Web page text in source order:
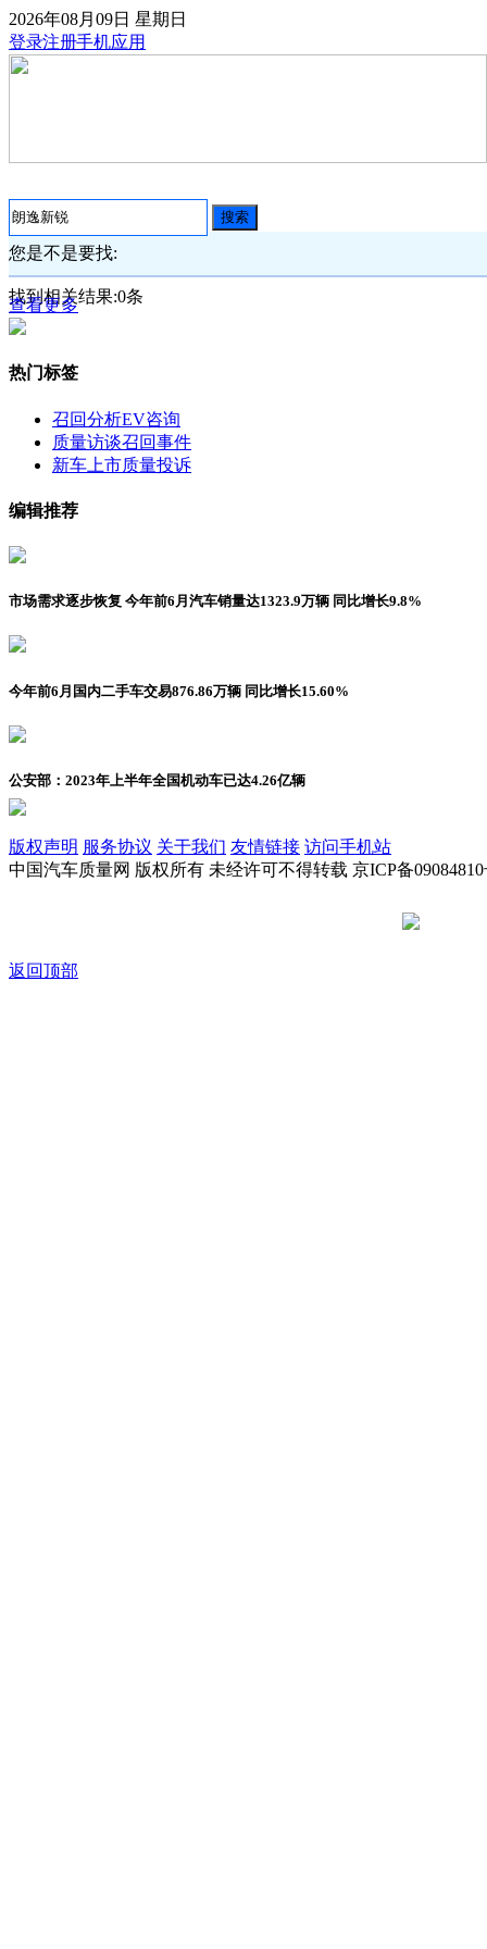
2026年08月09日 星期日
登录注册手机应用
搜索
您是不是要找:
找到相关结果:0条
查看更多
热门标签
召回分析EV咨询
质量访谈召回事件
新车上市质量投诉
编辑推荐
市场需求逐步恢复 今年前6月汽车销量达1323.9万辆 同比增长9.8%
今年前6月国内二手车交易876.86万辆 同比增长15.60%
公安部：2023年上半年全国机动车已达4.26亿辆
版权声明 服务协议 关于我们 友情链接 访问手机站
中国汽车质量网 版权所有 未经许可不得转载 京ICP备09084810
返回顶部